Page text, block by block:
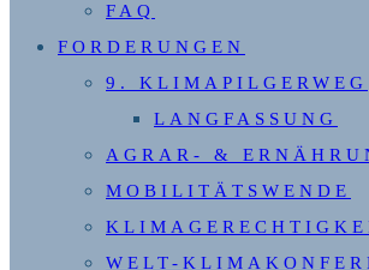
FAQ
FORDERUNGEN
9. KLIMAPILGERWEG
LANGFASSUNG
AGRAR- &
MOBILITÄTSWENDE
WELT-